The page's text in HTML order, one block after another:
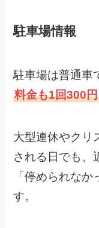
駐車場情報
駐車場は普通車
料金も1回300
大型連休やクリ
される日でも、
「停められな
す。